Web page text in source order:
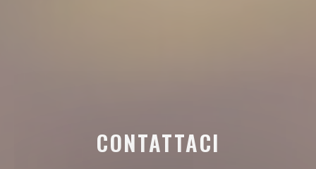
CONTATTACI